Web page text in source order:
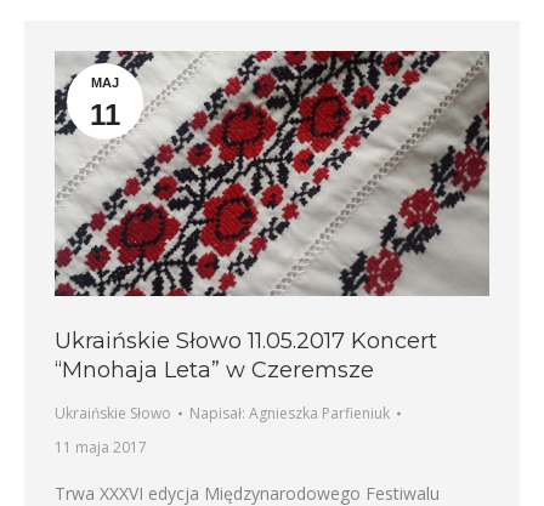
MAJ
11
Ukraińskie Słowo 11.05.2017 Koncert
“Mnohaja Leta” w Czeremsze
Ukraińskie Słowo Napisał: Agnieszka Parfieniuk
11 maja 2017
Trwa XXXVI edycja Międzynarodowego Festiwalu